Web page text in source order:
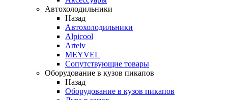
Автохолодильники
Назад
Автохолодильники
Alpicool
Artelv
MEYVEL
Сопутствующие товары
Оборудование в кузов пикапов
Назад
Оборудование в кузов пикапов